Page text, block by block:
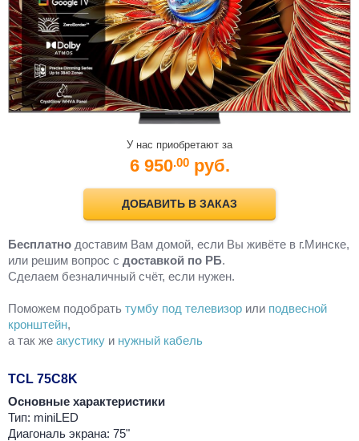
У нас приобретают за
6 950.00 руб.
ДОБАВИТЬ В ЗАКАЗ
Бесплатно доставим Вам домой, если Вы живёте в г.Минске,
или решим вопрос с доставкой по РБ.
Cделаем безналичный счёт, если нужен.
Поможем подобрать тумбу под телевизор или подвесной
кронштейн,
а так же акустику и нужный кабель
TCL 75C8K
Основные характеристики
Тип: miniLED
Диагональ экрана: 75"